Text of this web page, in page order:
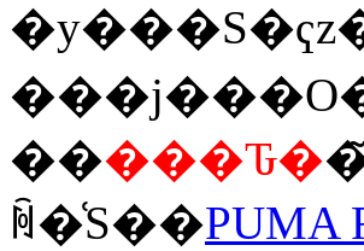
�����Ԏ�
ꏊ�͑S��PUMA